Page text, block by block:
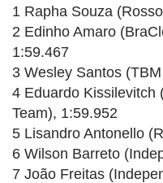
1 Rapha Souza
2 Edinho Amaro
1:59.467
3 Wesley Santos
4 Eduardo Kissilevitch
Team), 1:59.952
5 Lisandro Antonello
6 Wilson Barreto
7 João Freitas